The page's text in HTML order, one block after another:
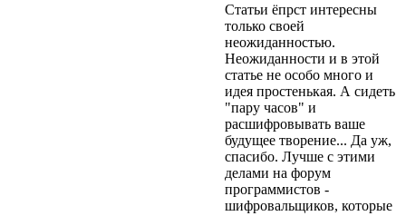
Статьи ёпрст интересны
только своей
неожиданностью.
Неожиданности и в этой
статье не особо много и
идея простенькая. А сидеть
"пару часов" и
расшифровывать ваше
будущее творение... Да уж,
спасибо. Лучше с этими
делами на форум
программистов -
шифровальщиков, которые